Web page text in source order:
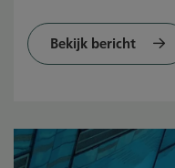
Bekijk bericht